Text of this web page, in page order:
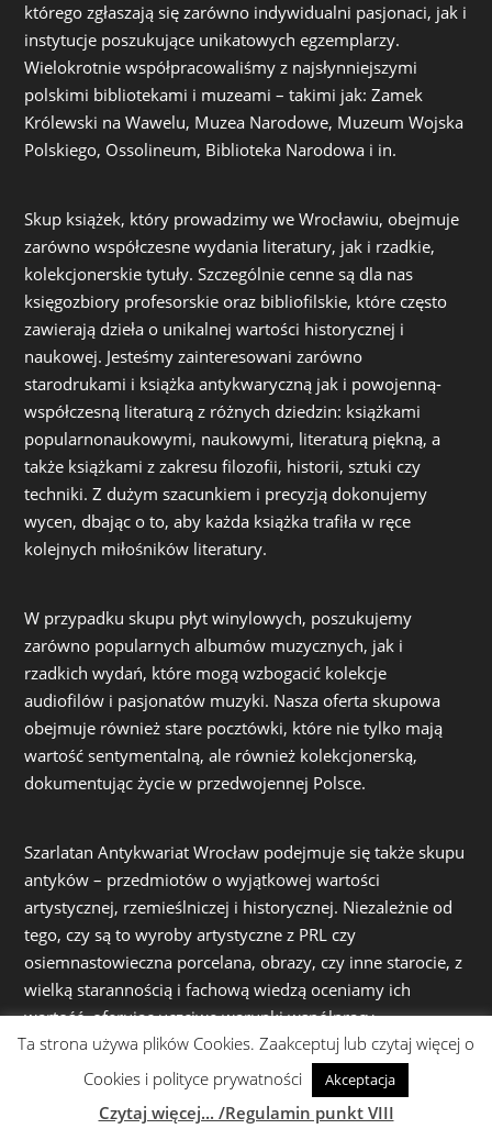
którego zgłaszają się zarówno indywidualni pasjonaci, jak i
instytucje poszukujące unikatowych egzemplarzy.
Wielokrotnie współpracowaliśmy z najsłynniejszymi
polskimi bibliotekami i muzeami – takimi jak: Zamek
Królewski na Wawelu, Muzea Narodowe, Muzeum Wojska
Polskiego, Ossolineum, Biblioteka Narodowa i in.
Skup książek, który prowadzimy we Wrocławiu, obejmuje
zarówno współczesne wydania literatury, jak i rzadkie,
kolekcjonerskie tytuły. Szczególnie cenne są dla nas
księgozbiory profesorskie oraz bibliofilskie, które często
zawierają dzieła o unikalnej wartości historycznej i
naukowej. Jesteśmy zainteresowani zarówno
starodrukami i książka antykwaryczną jak i powojenną-
współczesną literaturą z różnych dziedzin: książkami
popularnonaukowymi, naukowymi, literaturą piękną, a
także książkami z zakresu filozofii, historii, sztuki czy
techniki. Z dużym szacunkiem i precyzją dokonujemy
wycen, dbając o to, aby każda książka trafiła w ręce
kolejnych miłośników literatury.
W przypadku skupu płyt winylowych, poszukujemy
zarówno popularnych albumów muzycznych, jak i
rzadkich wydań, które mogą wzbogacić kolekcje
audiofilów i pasjonatów muzyki. Nasza oferta skupowa
obejmuje również stare pocztówki, które nie tylko mają
wartość sentymentalną, ale również kolekcjonerską,
dokumentując życie w przedwojennej Polsce.
Szarlatan Antykwariat Wrocław podejmuje się także skupu
antyków – przedmiotów o wyjątkowej wartości
artystycznej, rzemieślniczej i historycznej. Niezależnie od
tego, czy są to wyroby artystyczne z PRL czy
osiemnastowieczna porcelana, obrazy, czy inne starocie, z
wielką starannością i fachową wiedzą oceniamy ich
wartość, oferując uczciwe warunki współpracy.
Działając z pasją i zaangażowaniem, dokładamy wszelkich
starań, by zarówno proces skupu, jak i sprzedaży
Ta strona używa plików Cookies. Zaakceptuj lub czytaj więcej o
Cookies i polityce prywatności
Akceptacja
Czytaj więcej... /Regulamin punkt VIII